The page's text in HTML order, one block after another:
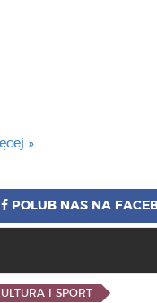
»
POLUB NAS NA
I SPORT